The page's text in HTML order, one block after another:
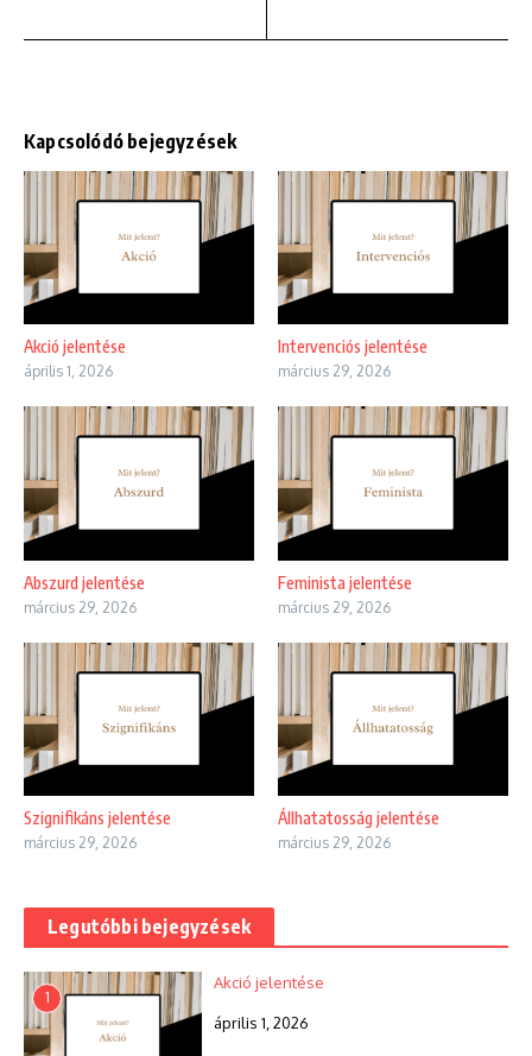
Kapcsolódó bejegyzések
Akció jelentése
április 1, 2026
Intervenciós jelentése
március 29, 2026
Abszurd jelentése
március 29, 2026
Feminista jelentése
március 29, 2026
Szignifikáns jelentése
március 29, 2026
Állhatatosság jelentése
március 29, 2026
Legutóbbi bejegyzések
1
Akció jelentése
április 1, 2026